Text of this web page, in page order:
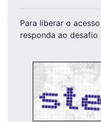
Para liberar o acesso
responda ao desafio